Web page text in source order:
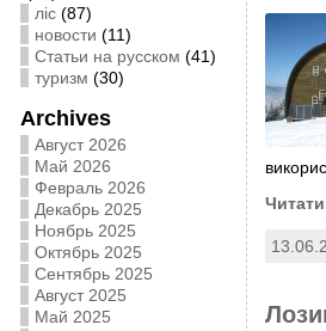
ліс(87)
новости (11)
Статьи на русском (41)
туризм (30)
Archives
Август 2026
Май 2026
Февраль 2026
Декабрь 2025
Ноябрь 2025
Октябрь 2025
Сентябрь 2025
Август 2025
Май 2025